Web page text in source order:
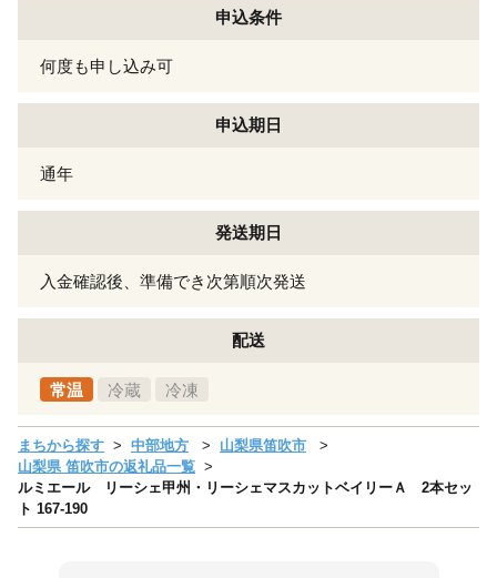
申込条件
何度も申し込み可
申込期日
通年
発送期日
入金確認後、準備でき次第順次発送
配送
常温 冷蔵 冷凍
まちから探す 中部地方
山梨県笛吹市
山梨県 笛吹市の返礼品一覧
ルミエール リーシェ甲州・リーシェマスカットベイリーＡ 2本セッ
ト 167-190